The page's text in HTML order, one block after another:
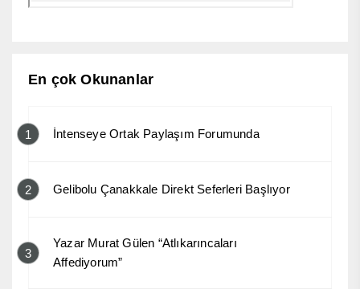
En çok Okunanlar
1 İntenseye Ortak Paylaşım Forumunda
2 Gelibolu Çanakkale Direkt Seferleri Başlıyor
3
Yazar Murat Gülen “Atlıkarıncaları
Affediyorum”